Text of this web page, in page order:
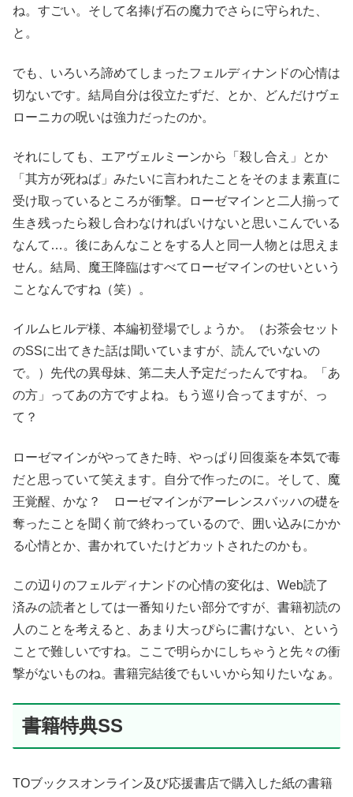
ね。すごい。そして名捧げ石の魔力でさらに守られた、
と。
でも、いろいろ諦めてしまったフェルディナンドの心情は
切ないです。結局自分は役立たずだ、とか、どんだけヴェ
ローニカの呪いは強力だったのか。
それにしても、エアヴェルミーンから「殺し合え」とか
「其方が死ねば」みたいに言われたことをそのまま素直に
受け取っているところが衝撃。ローゼマインと二人揃って
生き残ったら殺し合わなければいけないと思いこんでいる
なんて…。後にあんなことをする人と同一人物とは思えま
せん。結局、魔王降臨はすべてローゼマインのせいという
ことなんですね（笑）。
イルムヒルデ様、本編初登場でしょうか。（お茶会セット
のSSに出てきた話は聞いていますが、読んでいないの
で。）先代の異母妹、第二夫人予定だったんですね。「あ
の方」ってあの方ですよね。もう巡り合ってますが、っ
て？
ローゼマインがやってきた時、やっぱり回復薬を本気で毒
だと思っていて笑えます。自分で作ったのに。そして、魔
王覚醒、かな？ ローゼマインがアーレンスバッハの礎を
奪ったことを聞く前で終わっているので、囲い込みにかか
る心情とか、書かれていたけどカットされたのかも。
この辺りのフェルディナンドの心情の変化は、Web読了
済みの読者としては一番知りたい部分ですが、書籍初読の
人のことを考えると、あまり大っぴらに書けない、という
ことで難しいですね。ここで明らかにしちゃうと先々の衝
撃がないものね。書籍完結後でもいいから知りたいなぁ。
書籍特典SS
TOブックスオンライン及び応援書店で購入した紙の書籍